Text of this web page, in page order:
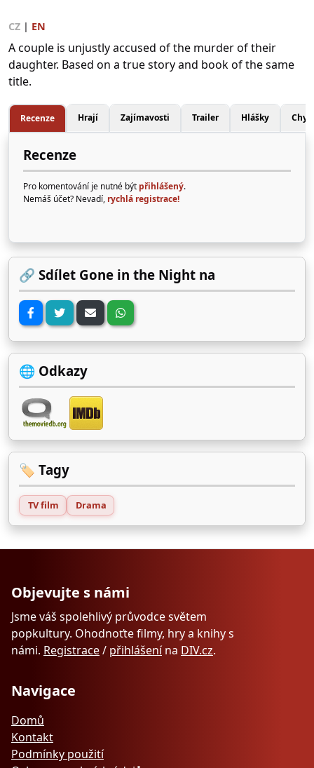
CZ | EN
A couple is unjustly accused of the murder of their
daughter. Based on a true story and book of the same
title.
Recenze Hrají Zajímavosti Trailer Hlášky
Recenze
Pro komentování je nutné být přihlášený.
Nemáš účet? Nevadí, rychlá registrace!
🔗 Sdílet Gone in the Night na
🌐 Odkazy
🏷️ Tagy
TV film Drama
Objevujte s námi
Jsme váš spolehlivý průvodce světem
popkultury. Ohodnoťte filmy, hry a knihy s
námi. Registrace/ přihlášenína DIV.cz.
Navigace
Domů
Kontakt
Podmínky použití